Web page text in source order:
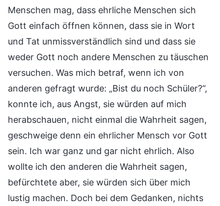
Menschen mag, dass ehrliche Menschen sich
Gott einfach öffnen können, dass sie in Wort
und Tat unmissverständlich sind und dass sie
weder Gott noch andere Menschen zu täuschen
versuchen. Was mich betraf, wenn ich von
anderen gefragt wurde: „Bist du noch Schüler?“,
konnte ich, aus Angst, sie würden auf mich
herabschauen, nicht einmal die Wahrheit sagen,
geschweige denn ein ehrlicher Mensch vor Gott
sein. Ich war ganz und gar nicht ehrlich. Also
wollte ich den anderen die Wahrheit sagen,
befürchtete aber, sie würden sich über mich
lustig machen. Doch bei dem Gedanken, nichts